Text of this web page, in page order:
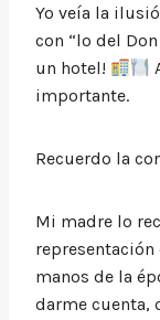
Yo veía la
con “lo del
un hotel!
importante.
Recuerdo la
Mi madre lo
representación
manos de la
darme cuenta,